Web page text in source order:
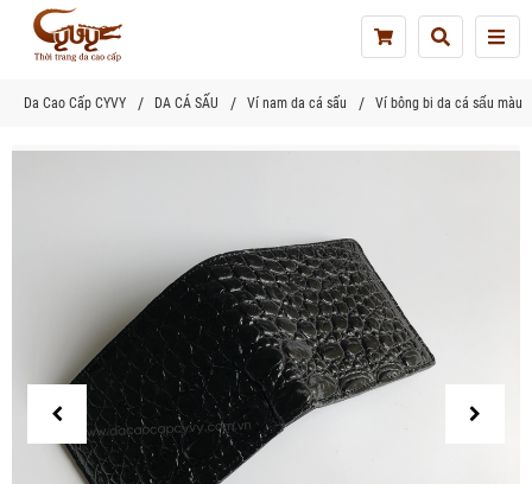
Da Cao Cấp CYVY DA CÁ SẤU Ví nam da cá sấu Ví bông bi da cá sấu màu